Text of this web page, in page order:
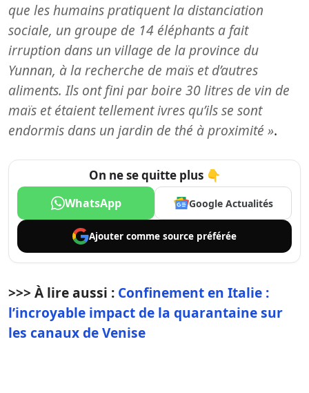
que les humains pratiquent la distanciation
sociale, un groupe de 14 éléphants a fait
irruption dans un village de la province du
Yunnan, à la recherche de maïs et d’autres
aliments. Ils ont fini par boire 30 litres de vin de
maïs et étaient tellement ivres qu’ils se sont
endormis dans un jardin de thé à proximité ».
On ne se quitte plus 👇
WhatsApp Google Actualités
Ajouter comme source préférée
>>> À lire aussi : Confinement en Italie :
l’incroyable impact de la quarantaine sur
les canaux de Venise